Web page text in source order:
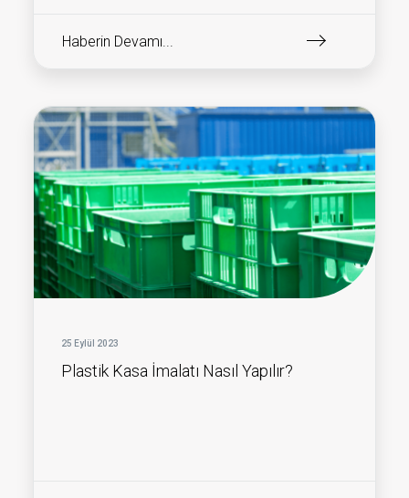
Haberin Devamı...
25 Eylül 2023
Plastik Kasa İmalatı Nasıl Yapılır?